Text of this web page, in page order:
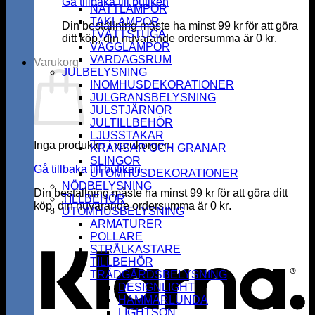
Din beställning måste ha minst99 kr för att göra
ditt köp, din nuvarande ordersumma är 0 kr.
Varukorg
Inga produkter i varukorgen.
Gå tillbaka till butiken
Din beställning måste ha minst99 kr för att göra ditt
köp, din nuvarande ordersumma är 0 kr.
NATTLAMPOR
TAKLAMPOR
TVÄTTSTUGA
VÄGGLAMPOR
VARDAGSRUM
JULBELYSNING
INOMHUSDEKORATIONER
JULGRANSBELYSNING
JULSTJÄRNOR
JULTILLBEHÖR
LJUSSTAKAR
KRANSAR OCH GRANAR
SLINGOR
UTOMHUSDEKORATIONER
NÖDBELYSNING
TILLBEHÖR
UTOMHUSBELYSNING
ARMATURER
POLLARE
STRÅLKASTARE
TILLBEHÖR
TRÄDGÅRDSBELYSNING
DESIGNLIGHT
HAMMARLUNDA
LIGHTSON